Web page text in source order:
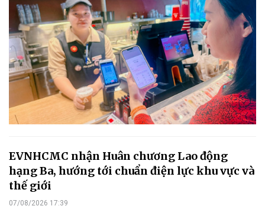
EVNHCMC nhận Huân chương Lao động
hạng Ba, hướng tới chuẩn điện lực khu vực và
thế giới
07/08/2026 17:39